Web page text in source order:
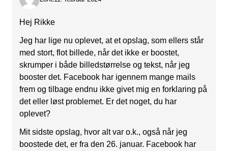
Hej Rikke
Jeg har lige nu oplevet, at et opslag, som ellers står
med stort, flot billede, når det ikke er boostet,
skrumper i både billedstørrelse og tekst, når jeg
booster det. Facebook har igennem mange mails
frem og tilbage endnu ikke givet mig en forklaring på
det eller løst problemet. Er det noget, du har
oplevet?
Mit sidste opslag, hvor alt var o.k., også når jeg
boostede det, er fra den 26. januar. Facebook har